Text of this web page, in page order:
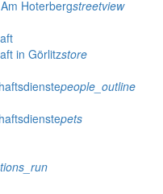
Hoterbergstreetview
in Görlitzstore
people_outline
pets